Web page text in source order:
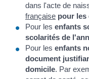
dans l'acte de
française pour les
Pour les enfants
scolarités de
Pour les enfants
document
domicile. Par